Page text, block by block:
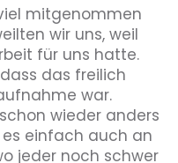
mitgenommen
wir uns, weil
für uns hatte.
das freilich
war.
wieder anders
einfach auch an
jeder noch schwer